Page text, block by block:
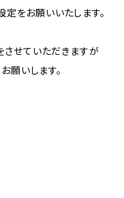
をお願いいたします。
せていただきますが
願いします。